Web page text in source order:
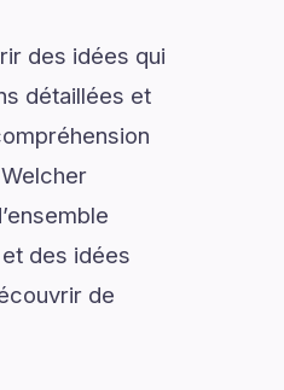
des idées qui
détaillées et
des idées
de